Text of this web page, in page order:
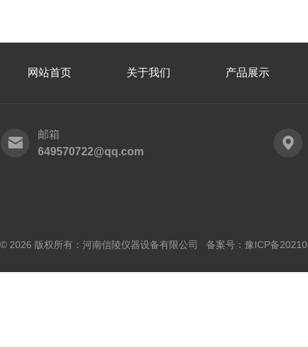
网站首页 关于我们 产品展示
邮箱
649570722@qq.com
© 2026 版权所有：河南信陵仪器设备有限公司 备案号： 豫ICP备